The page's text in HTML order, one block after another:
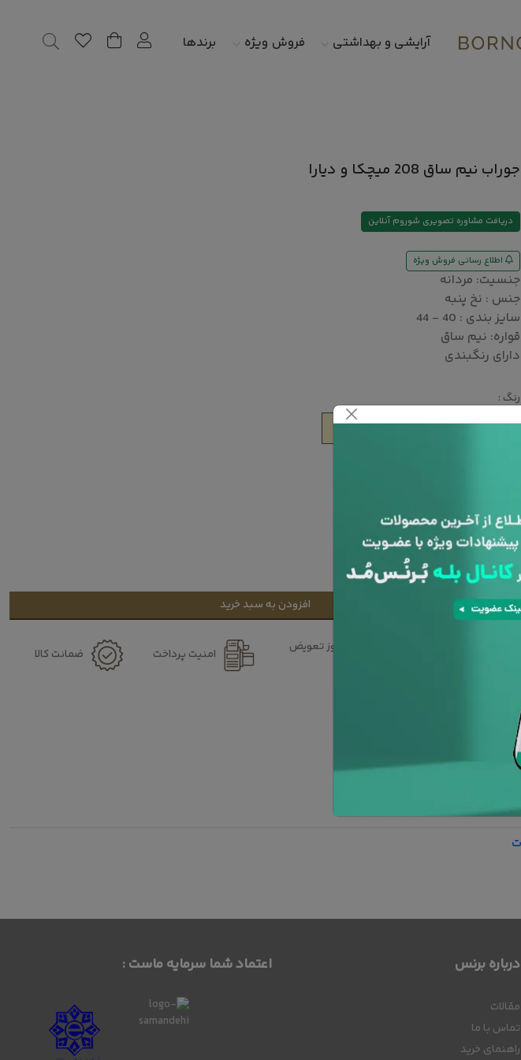
آرایشی و بهداشتی فروش ویژه برندها
جوراب نیم ساق 208 میچکا و دیارا
دریافت مشاوره تصویری شوروم آنلاین
اطلاع رسانی فروش ویژه
جنسیت: مردانه
جنس : نخ پنبه
سایز بندی : 40 - 44
قواره: نیم ساق
دارای رنگبندی
رنگ :
سایز :
FREE
افزودن به سبد خرید
۷ روز تعویض
امنیت پرداخت ضمانت کالا
درباره برنس
مقالات
تماس با ما
راهنمای خرید
اعتماد شما سرمایه ماست :